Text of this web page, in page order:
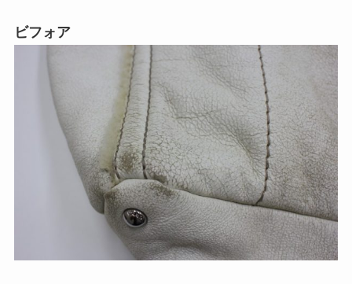
ビフォア